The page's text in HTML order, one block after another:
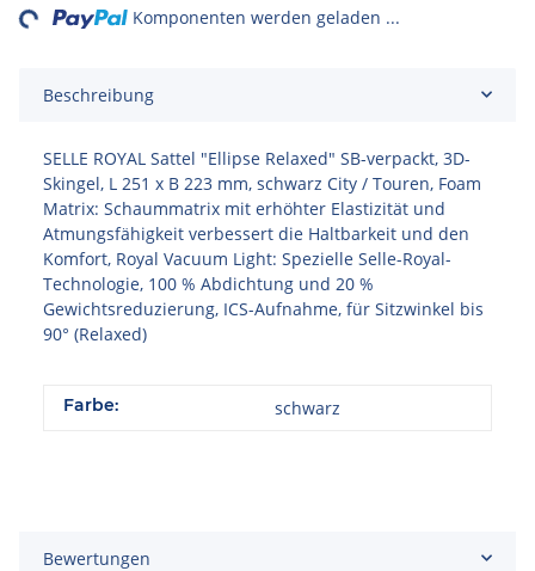
Komponenten werden geladen ...
Beschreibung
SELLE ROYAL Sattel "Ellipse Relaxed" SB-verpackt, 3D-
Skingel, L 251 x B 223 mm, schwarz City / Touren, Foam
Matrix: Schaummatrix mit erhöhter Elastizität und
Atmungsfähigkeit verbessert die Haltbarkeit und den
Komfort, Royal Vacuum Light: Spezielle Selle-Royal-
Technologie, 100 % Abdichtung und 20 %
Gewichtsreduzierung, ICS-Aufnahme, für Sitzwinkel bis
90° (Relaxed)
Farbe: schwarz
Bewertungen